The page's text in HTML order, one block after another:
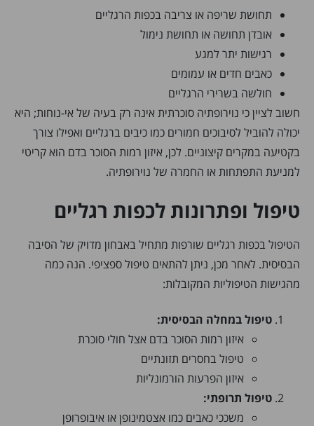
תחושת שריפה או צריבה בכפות הרגליים
אובדן תחושה או תחושת נימול
רגישות יתר למגע
כאבים חדים או עמומים
חולשה בשרירי הרגליים
חשוב לציין כי נוירופתיה סוכרתית אינה רק בעיה של אי-נוחות; היא
יכולה להוביל לסיבוכים חמורים כמו כיבים ברגליים ואפילו צורך
בקטיעה במקרים קיצוניים. לכן, איזון רמות הסוכר בדם הוא קריטי
למניעת התפתחות או החמרה של נוירופתיה.
טיפול ופתרונות לכפות רגליים
הטיפול בכפות רגליים שורפות מתחיל באבחון מדויק של הסיבה
הבסיסית. לאחר מכן, ניתן להתאים טיפול ספציפי. הנה כמה
מהגישות הטיפוליות המקובלות:
טיפול במחלה הבסיסית:
איזון רמות הסוכר בדם אצל חולי סוכרת
טיפול בחסרים תזונתיים
איזון הפרעות הורמונליות
טיפול תרופתי:
משככי כאבים כמו אצטמינופן או איבופרופן